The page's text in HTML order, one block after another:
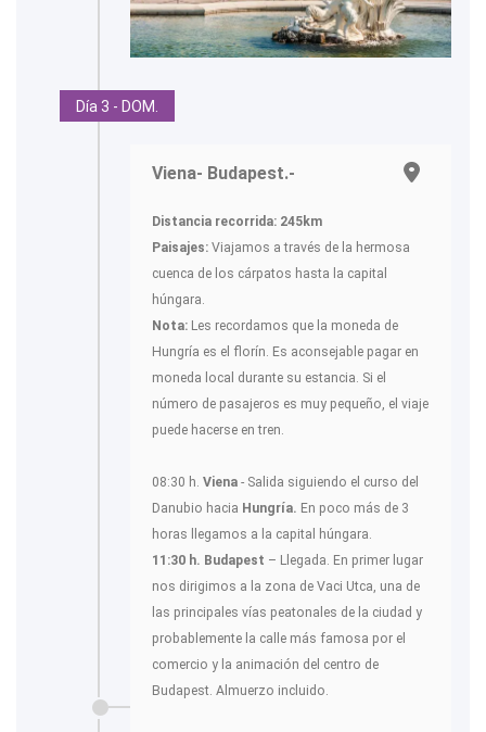
Día 3 - DOM.
Viena- Budapest.-
Distancia recorrida: 245km
Paisajes: Viajamos a través de la hermosa
cuenca de los cárpatos hasta la capital
húngara.
Nota: Les recordamos que la moneda de
Hungría es el florín. Es aconsejable pagar en
moneda local durante su estancia. Si el
número de pasajeros es muy pequeño, el viaje
puede hacerse en tren.
08:30 h. Viena - Salida siguiendo el curso del
Danubio hacia Hungría. En poco más de 3
horas llegamos a la capital húngara.
11:30 h. Budapest – Llegada. En primer lugar
nos dirigimos a la zona de Vaci Utca, una de
las principales vías peatonales de la ciudad y
probablemente la calle más famosa por el
comercio y la animación del centro de
Budapest. Almuerzo incluido.